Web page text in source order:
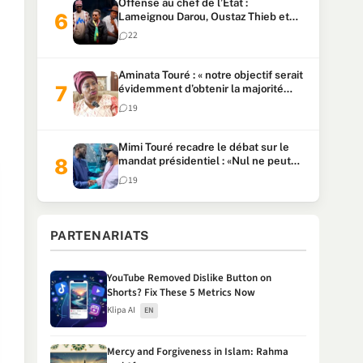
Offense au chef de l’Etat :
Lameignou Darou, Oustaz Thieb et
Ndiaye Touba lourdement
condamnés
22
Aminata Touré : « notre objectif serait
évidemment d’obtenir la majorité
parlementaire »
19
Mimi Touré recadre le débat sur le
mandat présidentiel : «Nul ne peut
faire plus de deux mandats
consécutifs de 5 ans»
19
PARTENARIATS
YouTube Removed Dislike Button on
Shorts? Fix These 5 Metrics Now
Klipa AI EN
Mercy and Forgiveness in Islam: Rahma